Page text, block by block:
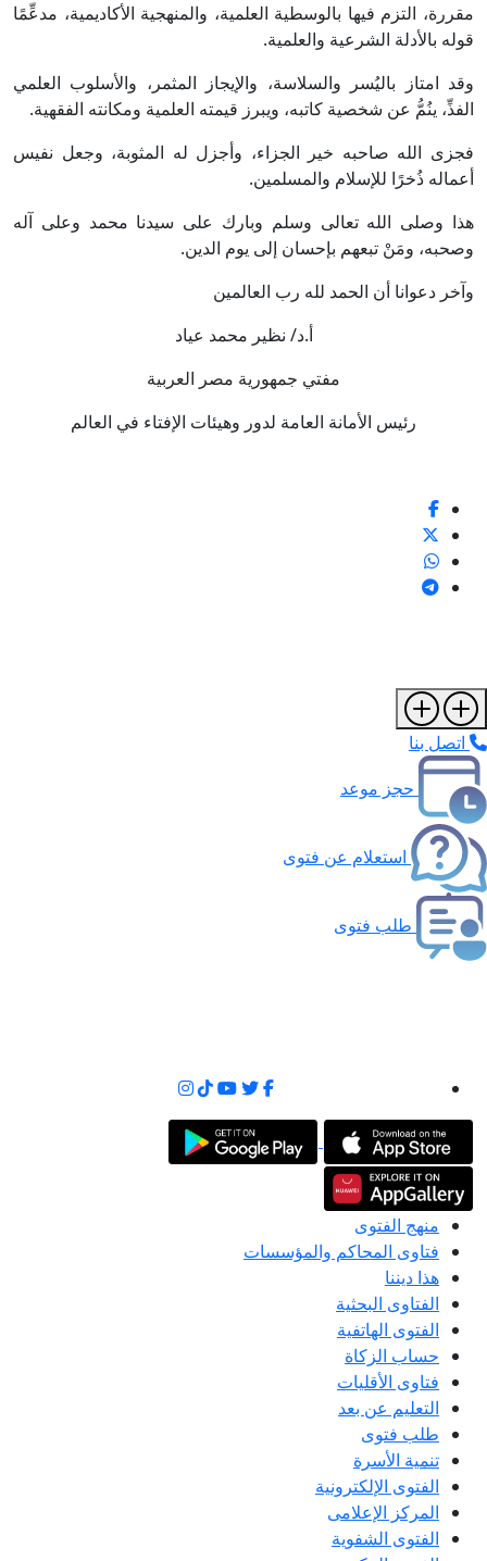
مقررة، التزم فيها بالوسطية العلمية، والمنهجية الأكاديمية، مدعِّمًا
قوله بالأدلة الشرعية والعلمية.
وقد امتاز باليُسر والسلاسة، والإيجاز المثمر، والأسلوب العلمي
الفذِّ، ينُمُّ عن شخصية كاتبه، ويبرز قيمته العلمية ومكانته الفقهية.
فجزى الله صاحبه خير الجزاء، وأجزل له المثوبة، وجعل نفيس
أعماله ذُخرًا للإسلام والمسلمين.
هذا وصلى الله تعالى وسلم وبارك على سيدنا محمد وعلى آله
وصحبه، ومَنْ تبعهم بإحسان إلى يوم الدين.
وآخر دعوانا أن الحمد لله رب العالمين
أ.د/ نظير محمد عياد
مفتي جمهورية مصر العربية
رئيس الأمانة العامة لدور وهيئات الإفتاء في العالم
اتصل بنا
حجز موعد
استعلام عن فتوى
طلب فتوى
منهج الفتوى
فتاوى المحاكم والمؤسسات
هذا ديننا
الفتاوى البحثية
الفتوى الهاتفية
حساب الزكاة
فتاوى الأقليات
التعليم عن بعد
طلب فتوى
تنمية الأسرة
الفتوى الإلكترونية
المركز الإعلامى
الفتوى الشفوية